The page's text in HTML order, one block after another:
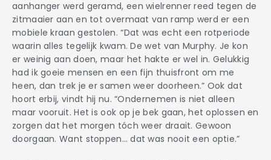
aanhanger werd geramd, een wielrenner reed tegen de
zitmaaier aan en tot overmaat van ramp werd er een
mobiele kraan gestolen. “Dat was echt een rotperiode
waarin alles tegelijk kwam. De wet van Murphy. Je kon
er weinig aan doen, maar het hakte er wel in. Gelukkig
had ik goeie mensen en een fijn thuisfront om me
heen, dan trek je er samen weer doorheen.” Ook dat
hoort erbij, vindt hij nu. “Ondernemen is niet alleen
maar vooruit. Het is ook op je bek gaan, het oplossen en
zorgen dat het morgen tóch weer draait. Gewoon
doorgaan. Want stoppen… dat was nooit een optie.”